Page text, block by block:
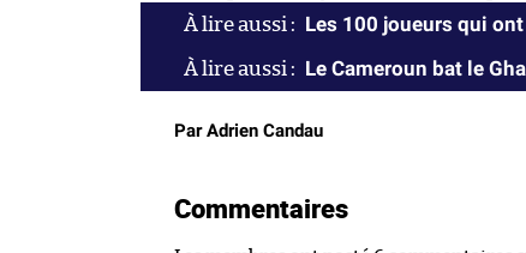
Les 100 joueurs qui
Le Cameroun bat le
Par Adrien Candau
Commentaires